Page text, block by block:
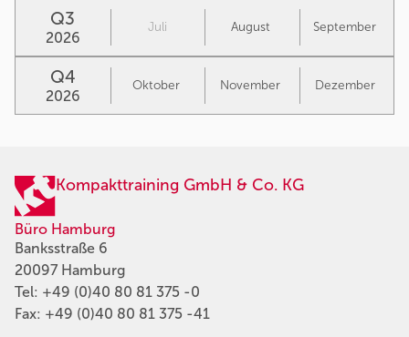
Q3
2026
Juli August September
Q4
2026
Oktober November Dezember
Kompakttraining GmbH & Co. KG
Büro Hamburg
Banksstraße 6
20097 Hamburg
Tel: +49 (0)40 80 81 375 -0
Fax: +49 (0)40 80 81 375 -41